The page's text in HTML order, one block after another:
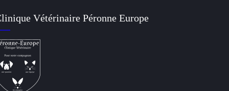
Vétérinaire Péronne Europe